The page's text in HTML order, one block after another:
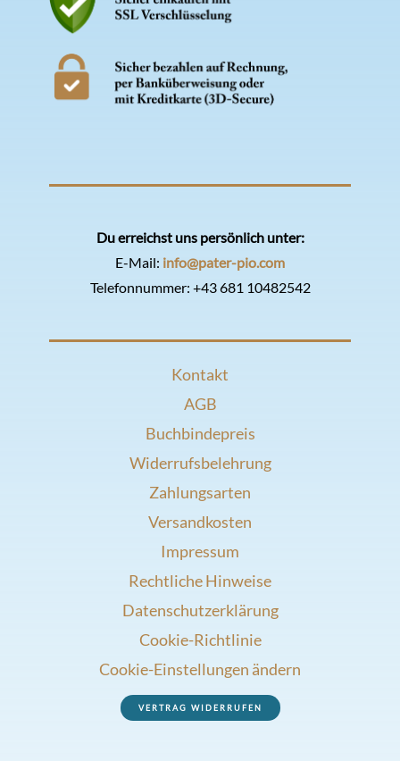
Du erreichst uns persönlich unter:
E-Mail: info@pater-pio.com
Telefonnummer: +43 681 10482542
Kontakt
AGB
Buchbindepreis
Widerrufsbelehrung
Zahlungsarten
Versandkosten
Impressum
Rechtliche Hinweise
Datenschutzerklärung
Cookie-Richtlinie
Cookie-Einstellungen ändern
VERTRAG WIDERRUFEN